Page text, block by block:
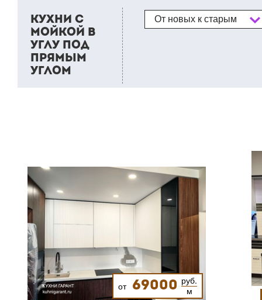
КУХНИ С
МОЙКОЙ В
УГЛУ ПОД
ПРЯМЫМ
УГЛОМ
Сортировка
От новых к старым
от 69000 руб.
м